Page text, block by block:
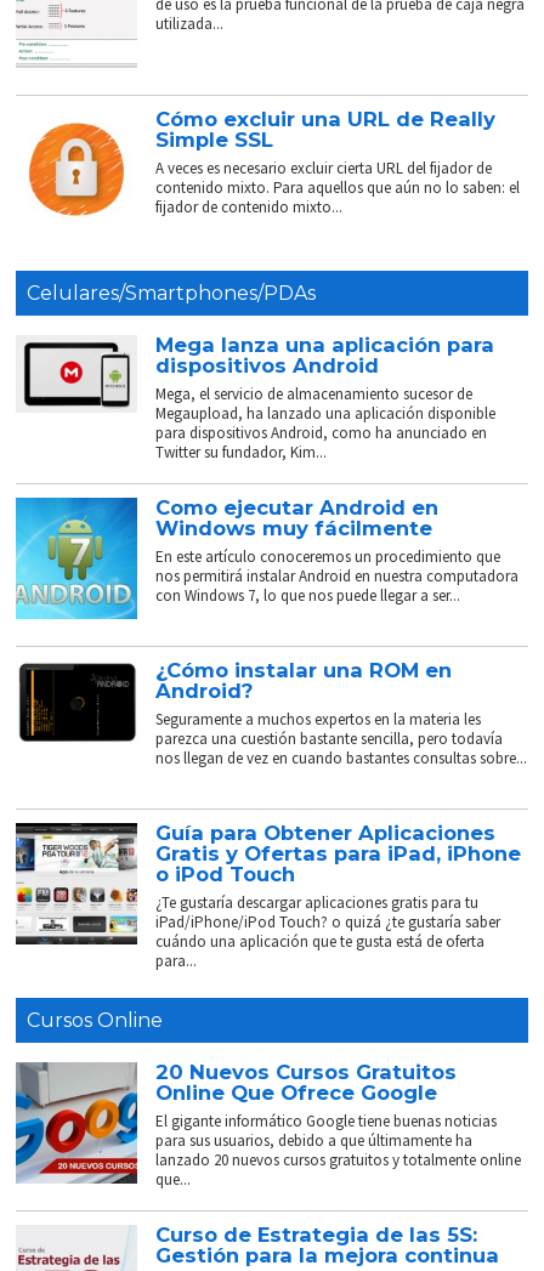
de uso es la prueba funcional de la prueba de caja negra
utilizada...
Cómo excluir una URL de Really
Simple SSL
A veces es necesario excluir cierta URL del fijador de
contenido mixto. Para aquellos que aún no lo saben: el
fijador de contenido mixto...
Celulares/Smartphones/PDAs
Mega lanza una aplicación para
dispositivos Android
Mega, el servicio de almacenamiento sucesor de
Megaupload, ha lanzado una aplicación disponible
para dispositivos Android, como ha anunciado en
Twitter su fundador, Kim...
Como ejecutar Android en
Windows muy fácilmente
En este artículo conoceremos un procedimiento que
nos permitirá instalar Android en nuestra computadora
con Windows 7, lo que nos puede llegar a ser...
¿Cómo instalar una ROM en
Android?
Seguramente a muchos expertos en la materia les
parezca una cuestión bastante sencilla, pero todavía
nos llegan de vez en cuando bastantes consultas sobre...
Guía para Obtener Aplicaciones
Gratis y Ofertas para iPad, iPhone
o iPod Touch
¿Te gustaría descargar aplicaciones gratis para tu
iPad/iPhone/iPod Touch? o quizá ¿te gustaría saber
cuándo una aplicación que te gusta está de oferta
para...
Cursos Online
20 Nuevos Cursos Gratuitos
Online Que Ofrece Google
El gigante informático Google tiene buenas noticias
para sus usuarios, debido a que últimamente ha
lanzado 20 nuevos cursos gratuitos y totalmente online
que...
Curso de Estrategia de las 5S:
Gestión para la mejora continua